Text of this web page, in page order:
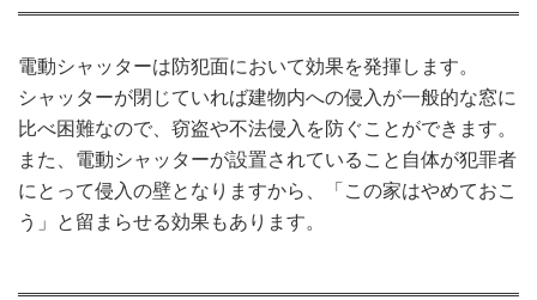
電動シャッターは防犯面において効果を発揮します。
シャッターが閉じていれば建物内への侵入が一般的な窓に
比べ困難なので、窃盗や不法侵入を防ぐことができます。
また、電動シャッターが設置されていること自体が犯罪者
にとって侵入の壁となりますから、「この家はやめておこ
う」と留まらせる効果もあります。